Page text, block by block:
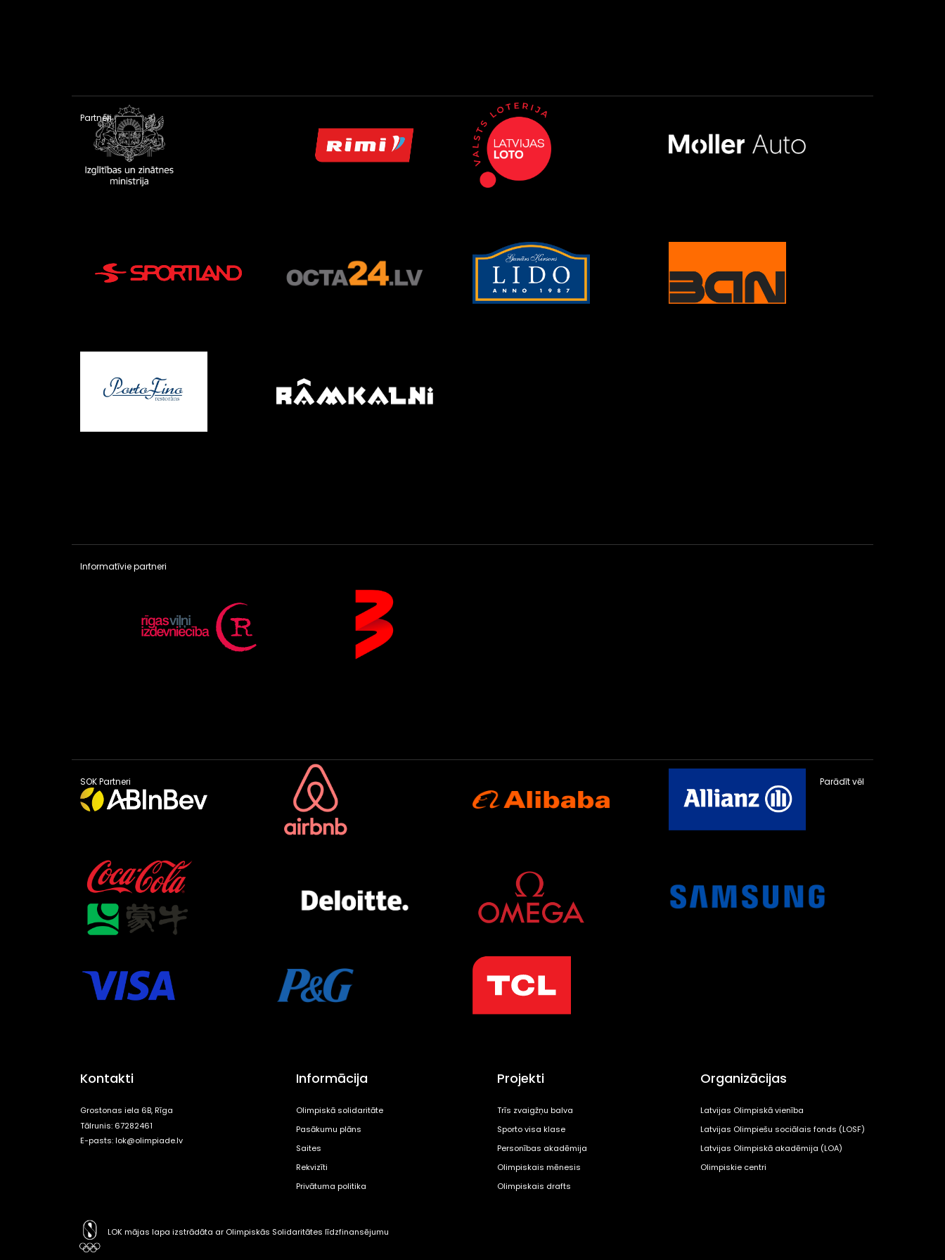
Partneri
Informatīvie partneri
SOK Partneri Parādīt vēl
Kontakti
Grostonas iela 6B, Rīga
Tālrunis: 67282461
E-pasts:lok@olimpiade.lv
Informācija
Olimpiskā solidaritāte
Pasākumu plāns
Saites
Rekvizīti
Privātuma politika
Projekti
Trīs zvaigžņu balva
Sporto visa klase
Personības akadēmija
Olimpiskais mēnesis
Olimpiskais drafts
Organizācijas
Latvijas Olimpiskā vienība
Latvijas Olimpiešu sociālais fonds (LOSF)
Latvijas Olimpiskā akadēmija (LOA)
Olimpiskie centri
LOK mājas lapa izstrādāta ar Olimpiskās Solidaritātes līdzfinansējumu